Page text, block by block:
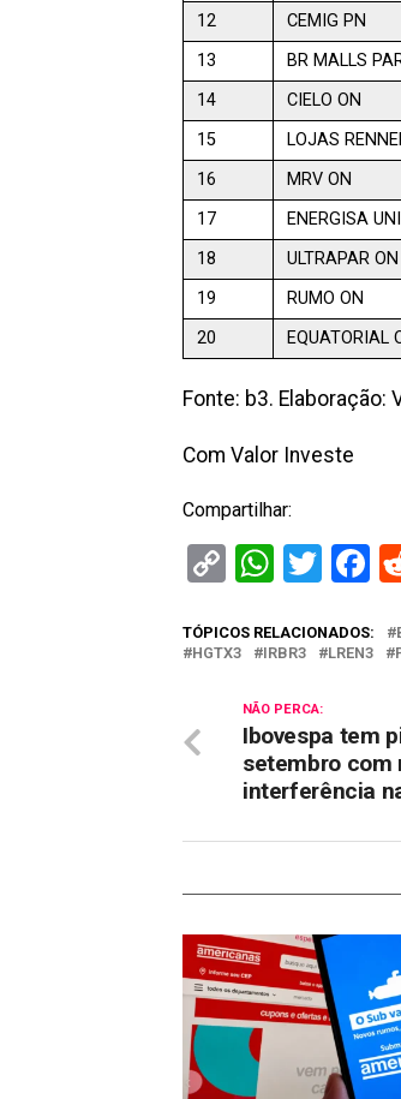
12
CEMIG PN
13
BR MALLS
14
CIELO ON
15
LOJAS
16
MRV ON
17
ENERGISA
18
ULTRAPAR ON
19
RUMO ON
20
EQUATORIAL
Fonte: b3. Elaboração:
Com Valor Investe
Compartilhar:
Copy
TÓPICOS RELACIONADOS:
HGTX3
IRBR3 LREN3
NÃO PERCA:
Ibovespa tem
setembro com
interferência